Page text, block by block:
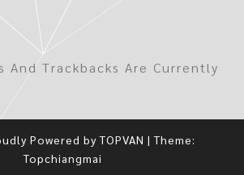
And Trackbacks Are Currently
Powered byTOPVAN |Theme:
Topchiangmai